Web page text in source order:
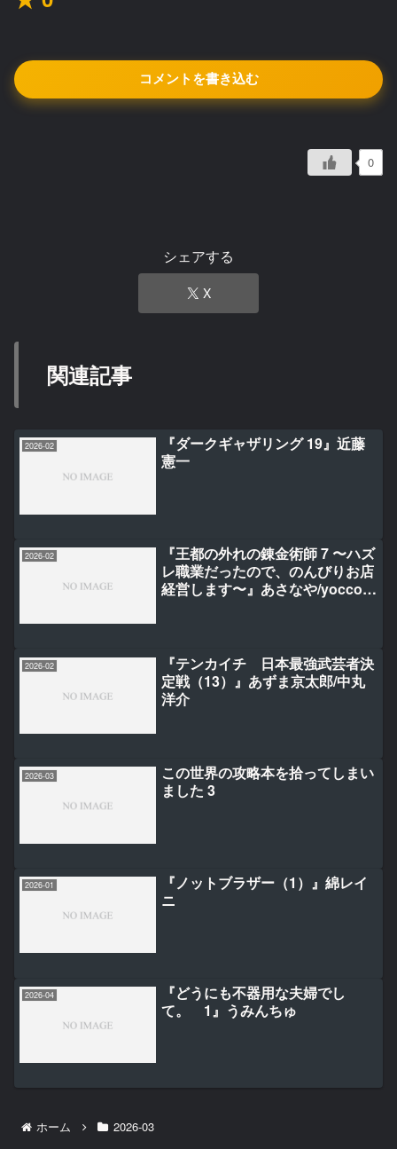
コメントを書き込む
0
シェアする
X
関連記事
2026-02
『ダークギャザリング 19』近藤
憲一
2026-02
『王都の外れの錬金術師 7 〜ハズ
レ職業だったので、のんびりお店
経営します〜』あさなや/yocco/
2026-02
『テンカイチ 日本最強武芸者決
定戦（13）』あずま京太郎/中丸
洋介
2026-03
この世界の攻略本を拾ってしまい
ました 3
2026-01
『ノットブラザー（1）』綿レイ
ニ
2026-04
『どうにも不器用な夫婦でし
て。 1』うみんちゅ
ホーム 2026-03